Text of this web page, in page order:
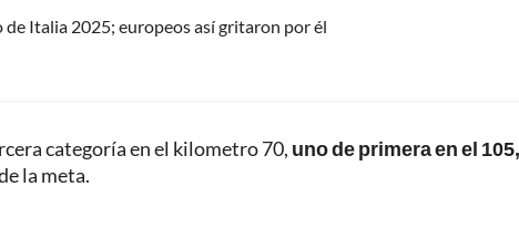
Italia 2025; europeos así gritaron por él
categoría en el kilometro 70, uno de primera en el 105,
la meta.